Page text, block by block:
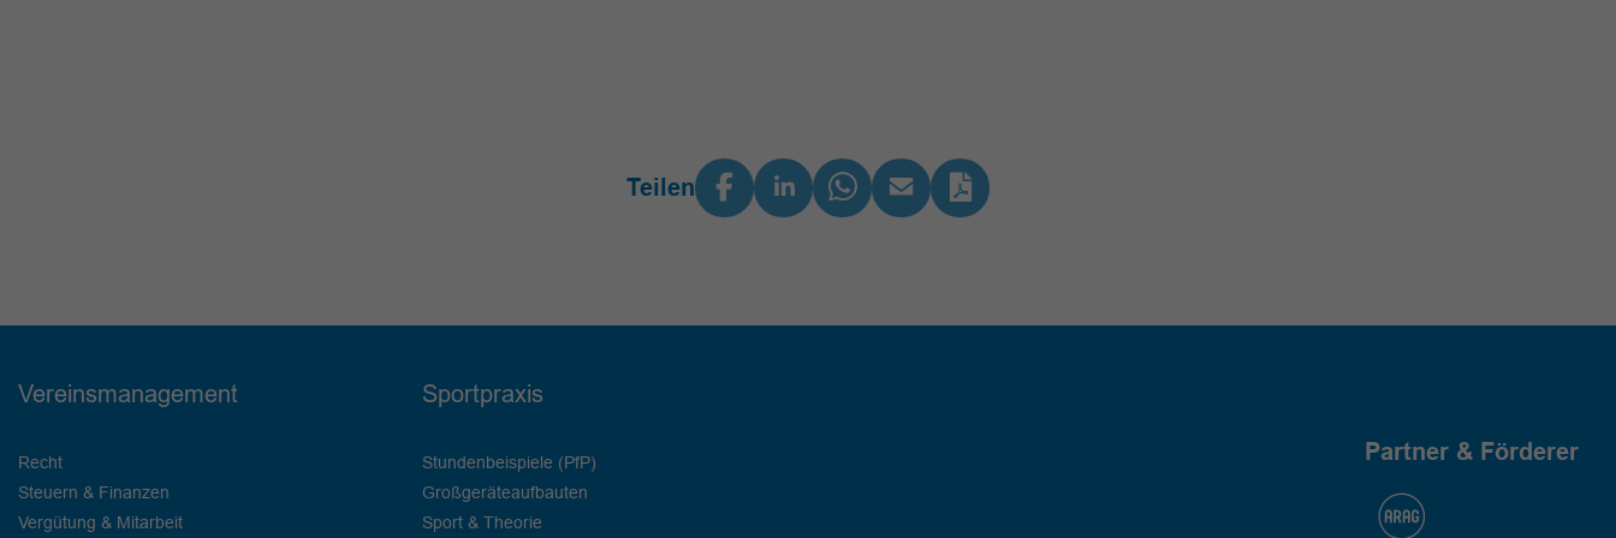
Teilen
Vereinsmanagement
Recht
Steuern & Finanzen
Vergütung & Mitarbeit
Sportpraxis
Stundenbeispiele (PfP)
Großgeräteaufbauten
Sport & Theorie
Partner & Förderer